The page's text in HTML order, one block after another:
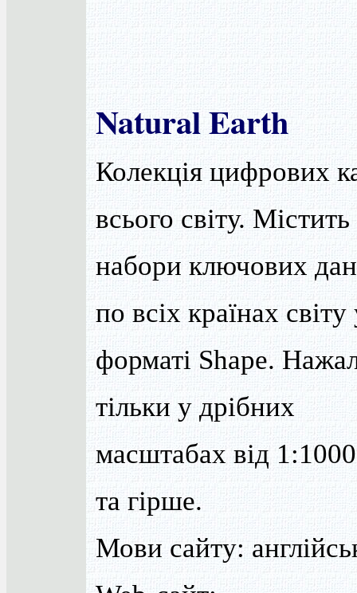
Natural Earth
Колекція цифрових
всього світу. Містить
набори ключових
по всіх країнах світу
форматі Shape.
тільки у дрібних
масштабах від
та гірше.
Мови сайту: